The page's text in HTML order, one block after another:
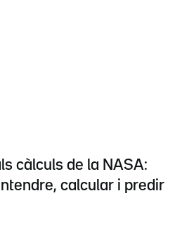
càlculs de la NASA:
calcular i predir